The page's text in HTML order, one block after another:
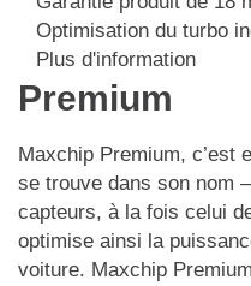
Optimisation du turbo
Plus d'information
Premium
Maxchip Premium, c’est
se trouve dans son nom
capteurs, à la fois celui
optimise ainsi la
voiture. Maxchip